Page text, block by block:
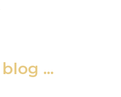
...